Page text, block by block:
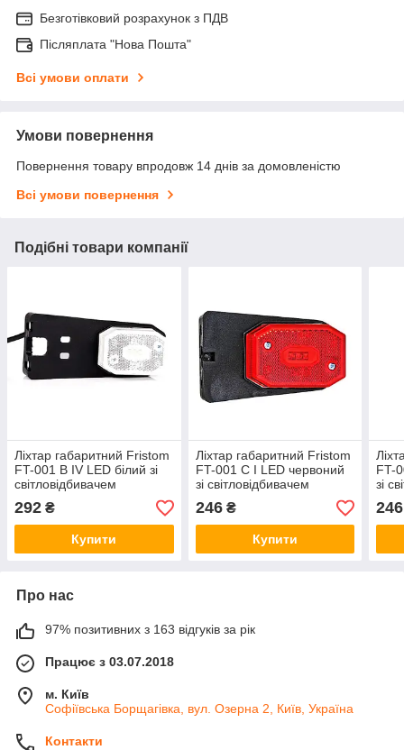
Безготівковий розрахунок з ПДВ
Післяплата "Нова Пошта"
Всі умови оплати
Умови повернення
Повернення товару впродовж 14 днів за домовленістю
Всі умови повернення
Подібні товари компанії
Ліхтар габаритний Fristom
FT-001 B IV LED білий зі
світловідбивачем
кронштейном і проводом
292 ₴
Купити
Ліхтар габаритний Fristom
FT-001 C I LED червоний
зі світловідбивачем
кронштейном і проводом
246₴
Купити
FT-
зі
246
Про нас
97% позитивних з 163 відгуків за рік
Працює з 03.07.2018
м. Київ
Софіївська Борщагівка, вул. Озерна 2, Київ, Україна
Контакти